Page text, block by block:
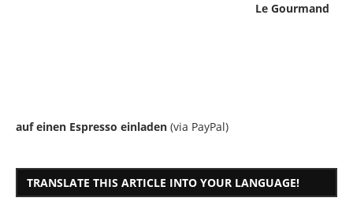
Le Gourmand
auf einen Espresso einladen (via PayPal)
TRANSLATE THIS ARTICLE INTO YOUR LANGUAGE!